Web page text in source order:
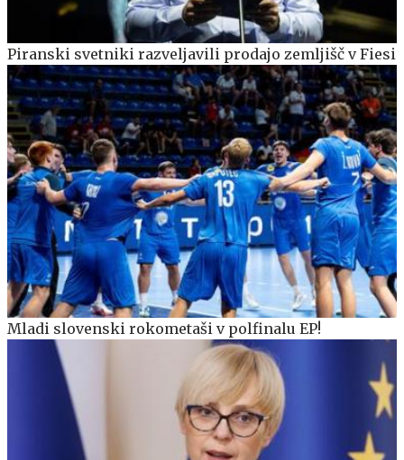
Piranski svetniki razveljavili prodajo zemljišč v Fiesi
Mladi slovenski rokometaši v polfinalu EP!